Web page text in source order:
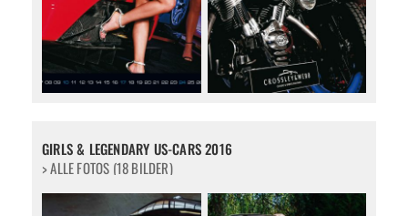
GIRLS & LEGENDARY US-CARS 2016
> ALLE FOTOS (18 BILDER)